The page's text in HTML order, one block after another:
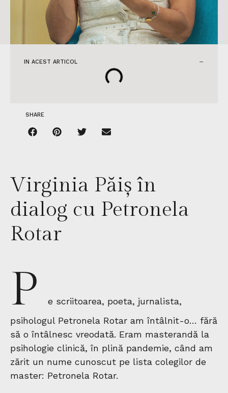
IN ACEST ARTICOL
SHARE
Virginia Păiș în
dialog cu Petronela
Rotar
P
e scriitoarea, poeta, jurnalista,
psihologul Petronela Rotar am întâlnit-o… fără
să o întâlnesc vreodată. Eram masterandă la
psihologie clinică, în plină pandemie, când am
zărit un nume cunoscut pe lista colegilor de
master: Petronela Rotar.